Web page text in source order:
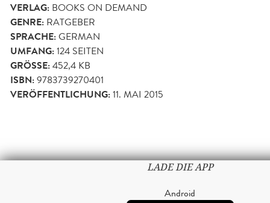
VERLAG: BOOKS ON DEMAND
GENRE: RATGEBER
SPRACHE:GERMAN
UMFANG:124 SEITEN
GRÖSSE: 452,4 KB
ISBN:9783739270401
VERÖFFENTLICHUNG:11. MAI 2015
LADE DIE APP
Android